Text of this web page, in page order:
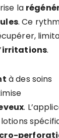
la
. Ce
irritations.
à des soins
.